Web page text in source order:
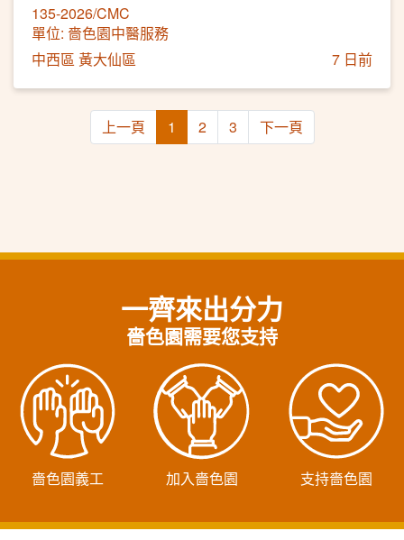
135-2026/CMC
單位: 嗇色園中醫服務
中西區 黃大仙區
7 日前
上一頁 1 2 3 下一頁
一齊來出分力
嗇色園需要您支持
嗇色園義工 加入嗇色園 支持嗇色園